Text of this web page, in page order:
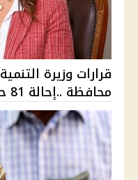
محافظة ..إحالة 81 حالة للنيابات...